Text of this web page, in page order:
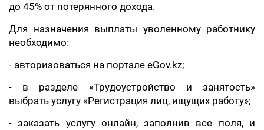
до 45% от потерянного дохода.
Для назначения выплаты уволенному работнику
необходимо:
- авторизоваться на портале eGov.kz;
- в разделе «Трудоустройство и занятость»
выбрать услугу «Регистрация лиц, ищущих работу»;
- заказать услугу онлайн, заполнив все поля, и